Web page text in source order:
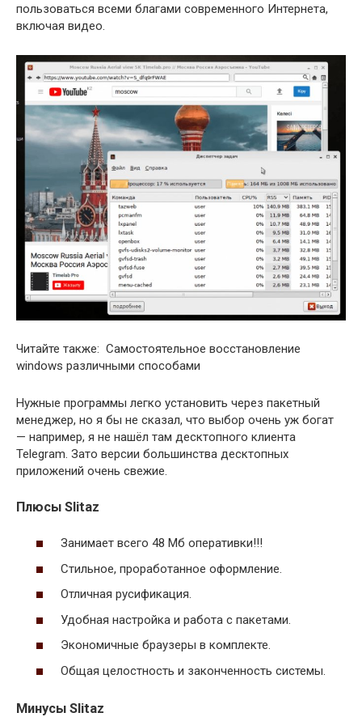
пользоваться всеми благами современного Интернета,
включая видео.
Читайте также: Самостоятельное восстановление
windows различными способами
Нужные программы легко установить через пакетный
менеджер, но я бы не сказал, что выбор очень уж богат
— например, я не нашёл там десктопного клиента
Telegram. Зато версии большинства десктопных
приложений очень свежие.
Плюсы Slitaz
Занимает всего 48 Мб оперативки!!!
Стильное, проработанное оформление.
Отличная русификация.
Удобная настройка и работа с пакетами.
Экономичные браузеры в комплекте.
Общая целостность и законченность системы.
Минусы Slitaz